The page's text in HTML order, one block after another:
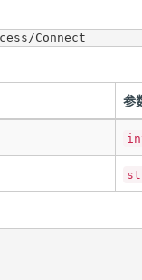
参